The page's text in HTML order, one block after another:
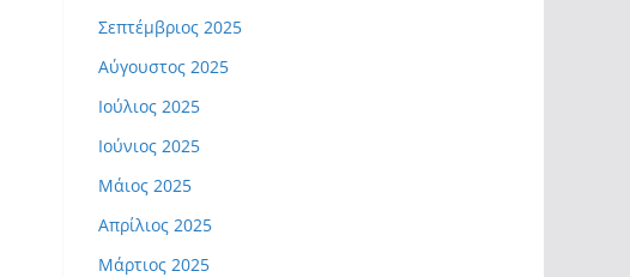
Σεπτέμβριος 2025
Αύγουστος 2025
Ιούλιος 2025
Ιούνιος 2025
Μάιος 2025
Απρίλιος 2025
Μάρτιος 2025